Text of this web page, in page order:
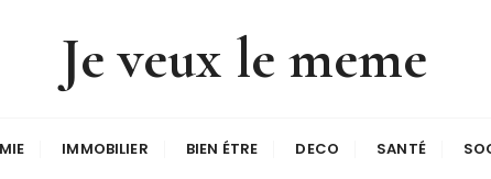
Je veux le meme
IMMOBILIER BIEN ÉTRE DECO SANTÉ